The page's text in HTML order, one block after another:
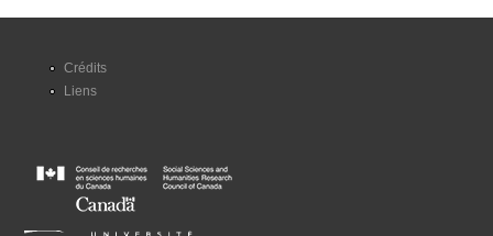
Crédits
Liens